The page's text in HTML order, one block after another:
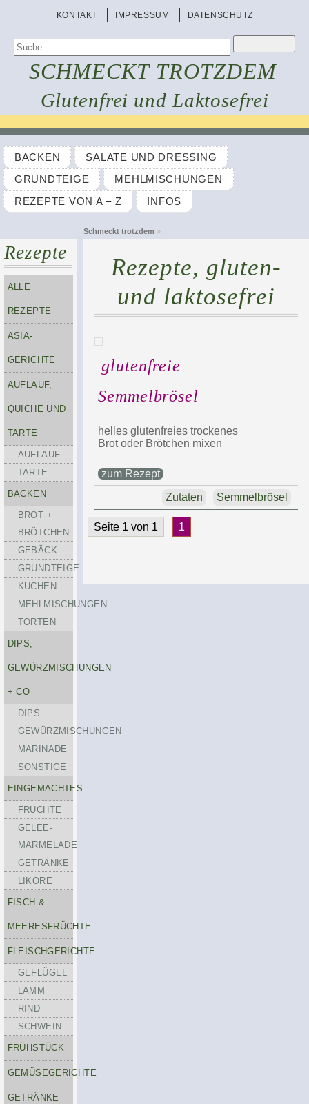
KONTAKT IMPRESSUM DATENSCHUTZ
SCHMECKT TROTZDEM
Glutenfrei und Laktosefrei
BACKEN
SALATE UND DRESSING
GRUNDTEIGE
MEHLMISCHUNGEN
REZEPTE VON A – Z
INFOS
Schmeckt trotzdem »
Rezepte
ALLE
REZEPTE
ASIA-
GERICHTE
AUFLAUF,
QUICHE UND
TARTE
AUFLAUF
TARTE
BACKEN
BROT +
BRÖTCHEN
GEBÄCK
GRUNDTEIGE
KUCHEN
MEHLMISCHUNGEN
TORTEN
DIPS,
GEWÜRZMISCHUNGEN
+ CO
DIPS
GEWÜRZMISCHUNGEN
MARINADE
SONSTIGE
EINGEMACHTES
FRÜCHTE
GELEE-
MARMELADE
GETRÄNKE
LIKÖRE
FISCH &
MEERESFRÜCHTE
FLEISCHGERICHTE
GEFLÜGEL
LAMM
RIND
SCHWEIN
FRÜHSTÜCK
GEMÜSEGERICHTE
GETRÄNKE
Rezepte, gluten-
und laktosefrei
glutenfreie
Semmelbrösel
helles glutenfreies trockenes
Brot oder Brötchen mixen
zum Rezept
Semmelbrösel
Zutaten
Seite 1 von 1 1